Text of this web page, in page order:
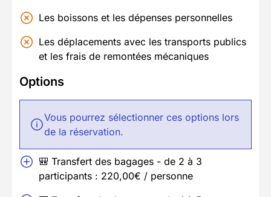
Les boissons et les dépenses personnelles
Les déplacements avec les transports publics
et les frais de remontées mécaniques
Options
Vous pourrez sélectionner ces options lors
de la réservation.
🎒 Transfert des bagages - de 2 à 3
participants : 220,00€ / personne